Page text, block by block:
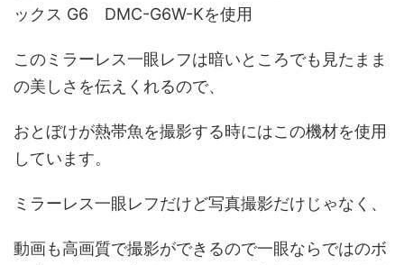
ックス G6 DMC-G6W-Kを使用
このミラーレス一眼レフは暗いところでも見たまま
の美しさを伝えくれるので、
おとぼけが熱帯魚を撮影する時にはこの機材を使用
しています。
ミラーレス一眼レフだけど写真撮影だけじゃなく、
動画も高画質で撮影ができるので一眼ならではのボ